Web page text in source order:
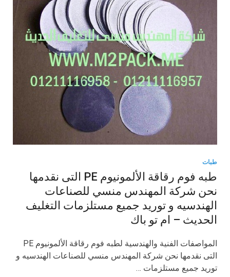
طبات
طبه فوم رقاقة الألمونيوم PE التى نقدمها
نحن شركة المهندس منسي للصناعات
الهندسيه و توريد جميع مستلزمات التغليف
الحديث – ام تو باك
المواصفات الفنية والهندسية لطبه فوم رقاقة الألمونيوم PE
التى نقدمها نحن شركة المهندس منسي للصناعات الهندسيه و
توريد جميع مستلزمات …